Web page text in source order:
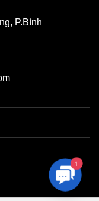
P.Bình
Us
1